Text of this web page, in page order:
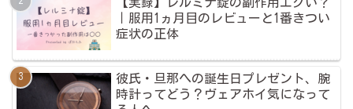
｜服用1ヵ月目のレビューと1番きつい
症状の正体
彼氏・旦那への誕生日プレゼント、腕
時計ってどう？ヴェアホイ気になって